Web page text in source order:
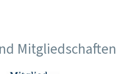
Mitgliedschaften